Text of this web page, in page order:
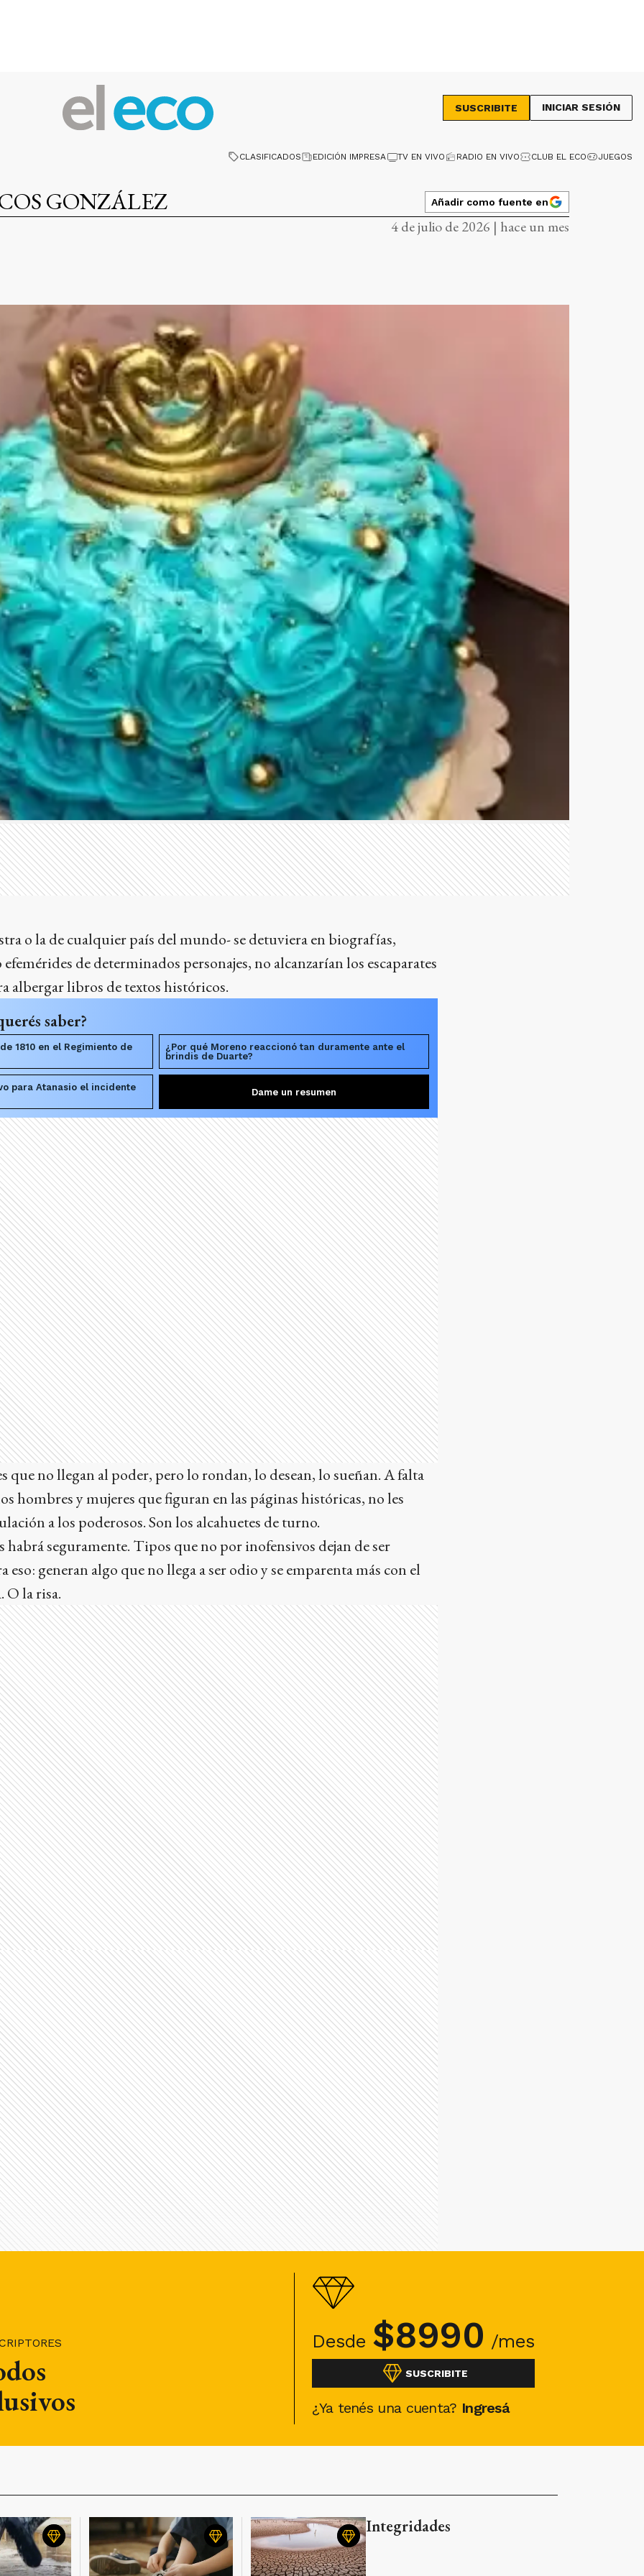
SUSCRIBITE INICIAR SESIÓN
CLASIFICADOS EDICIÓN IMPRESA TV EN VIVO RADIO EN VIVO CLUB EL ECO JUEGOS
GONZÁLEZ Añadir como fuente en
4 de julio de 2026 | hace un mes
Desde $8990 /mes
SUSCRIBITE
¿Ya tenés una cuenta? Ingresá
o la de cualquier país del mundo- se detuviera en biografías,
de determinados personajes, no alcanzarían los escaparates
albergar libros de textos históricos.
saber?
1810 en el Regimiento de
¿Por qué Moreno reaccionó tan duramente ante el
brindis de Duarte?
para Atanasio el incidente Dame un resumen
que no llegan al poder, pero lo rondan, lo desean, lo sueñan. A falta
hombres y mujeres que figuran en las páginas históricas, no les
a los poderosos. Son los alcahuetes de turno.
habrá seguramente. Tipos que no por inofensivos dejan de ser
generan algo que no llega a ser odio y se emparenta más con el
O la risa.
Integridades